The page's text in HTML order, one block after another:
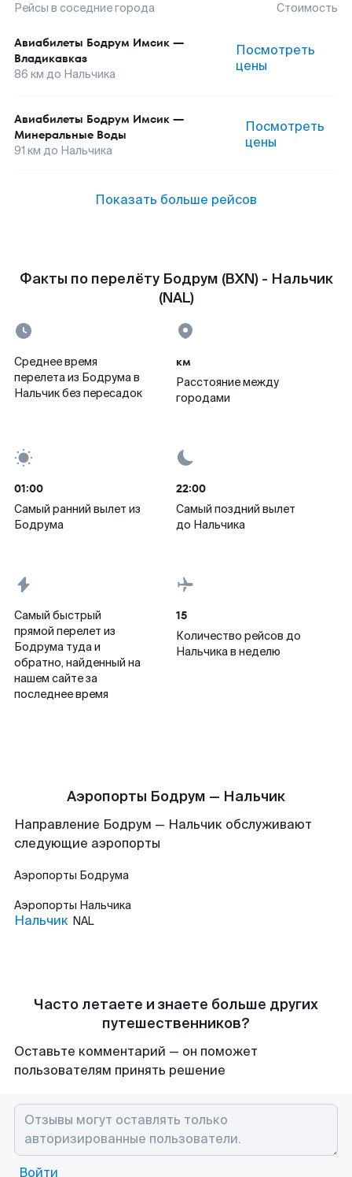
Рейсы в соседние города Стоимость
Авиабилеты Бодрум Имсик —
Владикавказ
86 км до Нальчика
Посмотреть
цены
Авиабилеты Бодрум Имсик —
Минеральные Воды
91 км до Нальчика
Посмотреть
цены
Показать больше рейсов
Факты по перелёту Бодрум (BXN) - Нальчик
(NAL)
Среднее время
перелета из Бодрума в
Нальчик без пересадок
км
Расстояние между
городами
01:00
Самый ранний вылет из
Бодрума
22:00
Самый поздний вылет
до Нальчика
Самый быстрый
прямой перелет из
Бодрума туда и
обратно, найденный на
нашем сайте за
последнее время
15
Количество рейсов до
Нальчика в неделю
Аэропорты Бодрум — Нальчик
Направление Бодрум — Нальчик обслуживают
следующие аэропорты
Аэропорты Бодрума
Аэропорты Нальчика
Нальчик NAL
Часто летаете и знаете больше других
путешественников?
Оставьте комментарий — он поможет
пользователям принять решение
Войти